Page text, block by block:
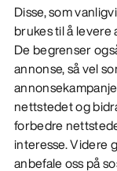
Disse, som
brukes til å
De begrenser
annonse, så vel
nettstedet og
forbedre
interesse. Videre
anbefale oss på